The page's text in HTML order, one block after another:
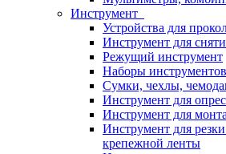
Инструмент
Устройства для
Инструмент для
Режущий инструмент
Наборы инструментов
Сумки, чехлы,
Инструмент для
Инструмент для
Инструмент для
крепежной ленты